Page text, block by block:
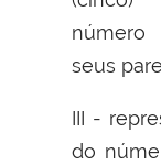
número
seus
III -
do